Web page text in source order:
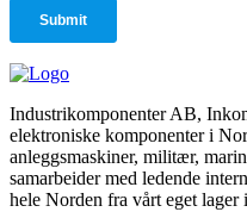
Industrikomponenter AB,
elektroniske komponenter i
anleggsmaskiner, militær,
samarbeider med ledende
hele Norden fra vårt eget lager